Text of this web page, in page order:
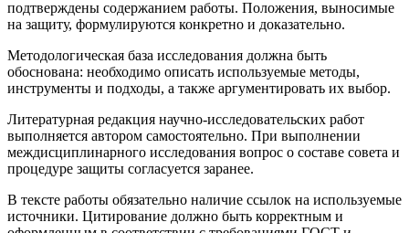
подтверждены содержанием работы. Положения, выносимые
на защиту, формулируются конкретно и доказательно.
Методологическая база исследования должна быть
обоснована: необходимо описать используемые методы,
инструменты и подходы, а также аргументировать их выбор.
Литературная редакция научно-исследовательских работ
выполняется автором самостоятельно. При выполнении
междисциплинарного исследования вопрос о составе совета и
процедуре защиты согласуется заранее.
В тексте работы обязательно наличие ссылок на используемые
источники. Цитирование должно быть корректным и